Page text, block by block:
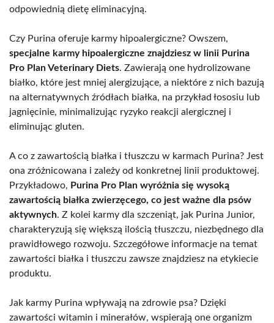
odpowiednią dietę eliminacyjną.
Czy Purina oferuje karmy hipoalergiczne? Owszem,
specjalne karmy hipoalergiczne znajdziesz w linii Purina
Pro Plan Veterinary Diets. Zawierają one hydrolizowane
białko, które jest mniej alergizujące, a niektóre z nich bazują
na alternatywnych źródłach białka, na przykład łososiu lub
jagnięcinie, minimalizując ryzyko reakcji alergicznej i
eliminując gluten.
A co z zawartością białka i tłuszczu w karmach Purina? Jest
ona zróżnicowana i zależy od konkretnej linii produktowej.
Przykładowo, Purina Pro Plan wyróżnia się wysoką
zawartością białka zwierzęcego, co jest ważne dla psów
aktywnych. Z kolei karmy dla szczeniąt, jak Purina Junior,
charakteryzują się większą ilością tłuszczu, niezbędnego dla
prawidłowego rozwoju. Szczegółowe informacje na temat
zawartości białka i tłuszczu zawsze znajdziesz na etykiecie
produktu.
Jak karmy Purina wpływają na zdrowie psa? Dzięki
zawartości witamin i minerałów, wspierają one organizm